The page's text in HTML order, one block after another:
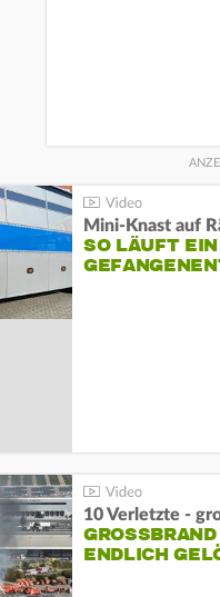
Mini-Knast auf
SO LÄUFT EIN
10 Verletzte -
GROSSBRAND
NDLICH